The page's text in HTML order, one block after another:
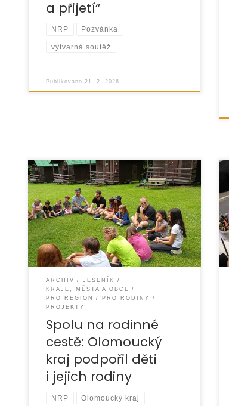
a přijetí“
NRP Pozvánka
výtvarná soutěž
Publikováno21. 2. 2026
Díky podpoře Olomouckého kraje
mohl být na Jesenicku v roce 2025
realizován projekt „Spolu na rodinné
cestě“, který byl financován z
ARCHIV
JESENÍK
KRAJE, MĚSTA A OBCE
PRO REGION
PRO RODINY
PROJEKTY
Spolu na rodinné
cestě: Olomoucký
kraj podpořil děti
i jejich rodiny
NRP Olomoucký kraj